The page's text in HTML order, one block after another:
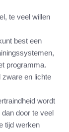
te veel willen
best een
programma.
zware en lichte
wordt
door te veel
tijd werken